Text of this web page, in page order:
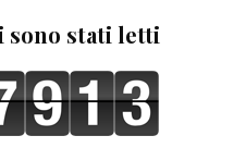
stati letti